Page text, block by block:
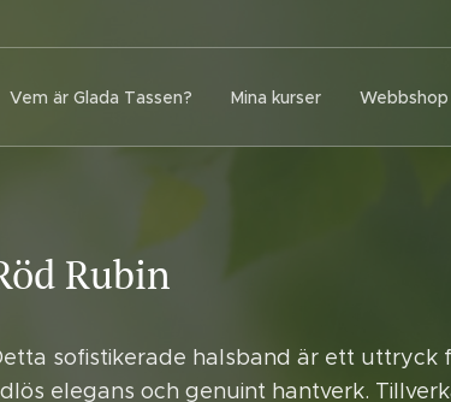
Vem är Glada Tassen? Mina kurser Webbshop
Rubin
sofistikerade halsband är ett uttryck
elegans och genuint hantverk.